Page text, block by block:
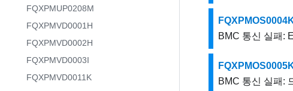
FQXPMUP0208M
FQXPMVD0001H
FQXPMVD0002H
FQXPMVD0003I
FQXPMVD0011K
BMC 통신 실패:
BMC 통신 실패: